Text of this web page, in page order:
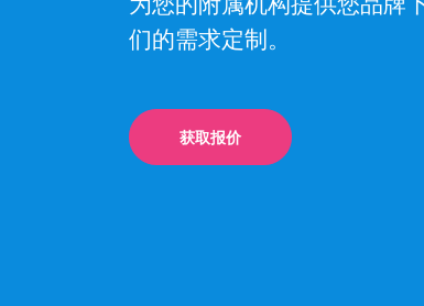
们的需求定制。
获取报价